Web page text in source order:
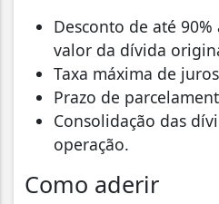
Desconto de até
valor da dívida
Taxa máxima de
Prazo de
Consolidação das
operação.
Como aderir